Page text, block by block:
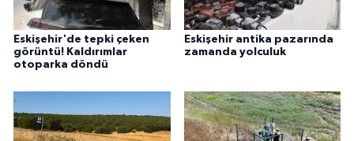
Eskişehir'de tepki çeken
görüntü! Kaldırımlar
otoparka döndü
Eskişehir antika pazarında
zamanda yolculuk